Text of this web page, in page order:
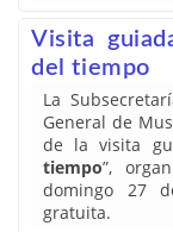
Visita
del tiempo
La
General de
de la visita
tiempo”,
domingo 27
gratuita.